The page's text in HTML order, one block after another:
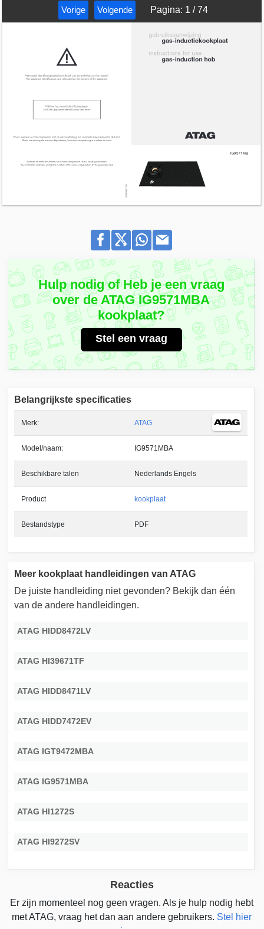
Vorige Volgende Pagina: 1 /74
Hulp nodig of Heb je een vraag
over de ATAG IG9571MBA
kookplaat?
Stel een vraag
Belangrijkste specificaties
Merk: ATAG
Model/naam: IG9571MBA
Beschikbare talen Nederlands Engels
Product kookplaat
Bestandstype PDF
Meer kookplaat handleidingen van ATAG
De juiste handleiding niet gevonden? Bekijk dan één
van de andere handleidingen.
ATAG HIDD8472LV
ATAG HI39671TF
ATAG HIDD8471LV
ATAG HIDD7472EV
ATAG IGT9472MBA
ATAG IG9571MBA
ATAG HI1272S
ATAG HI9272SV
Reacties
Er zijn momenteel nog geen vragen. Als je hulp nodig hebt
met ATAG, vraag het dan aan andere gebruikers. Stel hier